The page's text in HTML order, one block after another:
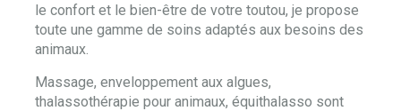
le confort et le bien-être de votre toutou, je propose
toute une gamme de soins adaptés aux besoins des
animaux.
Massage, enveloppement aux algues,
thalassothérapie pour animaux, équithalasso sont